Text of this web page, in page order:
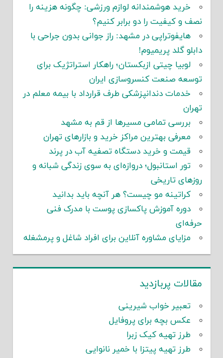
خرید هوشمندانه لوازم ورزشی: چگونه هزینه را
نصف و کیفیت را دو برابر کنیم؟
هایفوتراپی در مشهد: راز جوانی بدون جراحی با
دابلو گلد پریمیوم!
لوبیا چیتی ازبکستان؛ راهکار استراتژیک برای
توسعه صنعت کنسروسازی ایران
خدمات دندانپزشکی طرف قرارداد با بیمه معلم در
تهران
بررسی تمامی مسیرها از قم به مشهد
معرفی بهترین مراکز خرید و بازارهای تهران
قیمت و خرید دستگاه تصفیه آب در پرند
تور استانبول؛ دروازه‌ای به سوی زندگی شبانه و
روزهای تاریخی
کراتینه مو چیست؟ هر آنچه باید بدانید
دوره آموزش پاکسازی پوست با مدرک فنی
حرفه‌ای
مزایای مشاوره آنلاین برای افراد شاغل و پرمشغله
مقالات پربازدید
تعبیر خواب شیرینی
عکس بچه برای پروفایل
طرز تهیه کیک زبرا
طرز تهیه پیتزا با خمیر نانوایی